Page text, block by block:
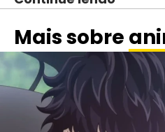
Mais sobre